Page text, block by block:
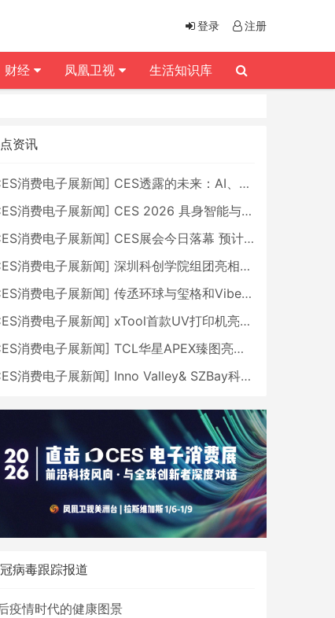
资讯
消费电子展新闻] CES透露的未来：AI、机器人与智能生活大爆发
消费电子展新闻] CES 2026 具身智能与创新领域 中国公司大放异彩
消费电子展新闻] CES展会今日落幕 预计2026行业收入将超五千亿美元
消费电子展新闻] 深圳科创学院组团亮相CES 广受好评
消费电子展新闻] 传丞环球与玺格和VibeLens共同推出全新耳机
消费电子展新闻] xTool首款UV打印机亮相CES 全新AI创作智能体AImake重塑创意制造
消费电子展新闻] TCL华星APEX臻图亮相CES
消费电子展新闻] Inno Valley& SZBay科技创新中心携中国品牌亮相CES
病毒跟踪报道
疫情时代的健康图景
登录 注册
财经 凤凰卫视 生活知识库